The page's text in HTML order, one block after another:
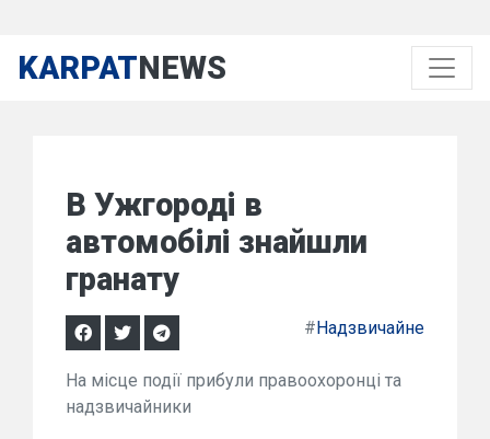
KARPATNEWS
В Ужгороді в
автомобілі знайшли
гранату
#Надзвичайне
На місце події прибули правоохоронці та
надзвичайники